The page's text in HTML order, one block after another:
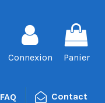
Connexion Panier
Contact
FAQ